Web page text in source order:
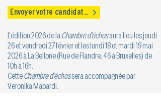
Envoyer votre candidature
L'édition 2026 de laChambre d’échosaura lieu les jeudi
26 et vendredi 27 février et les lundi 18 et mardi 19 mai
2026 à La Bellone (Rue de Flandre, 46 à Bruxelles) de
10h à 16h.
CetteChambre d’échossera accompagnée par
Veronika Mabardi.